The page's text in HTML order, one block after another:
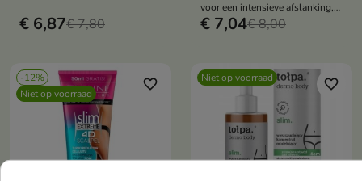
serum met Scalpel Shape
Designer™-technologie.
€ 6,87€ 7,80
voor een intensieve afslanking,
vermindert cellulitis, stimuleert
€ 7,04€ 8,00
-12%
Niet op voorraad
favorite_border Niet op voorraad favorite_border